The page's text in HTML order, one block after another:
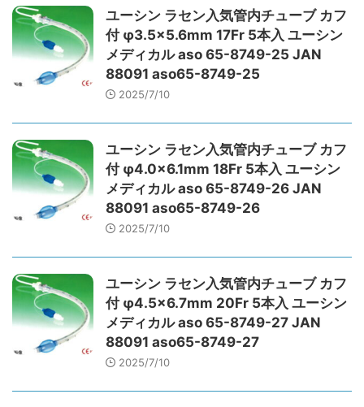
ユーシン ラセン入気管内チューブ カフ
付 φ3.5×5.6mm 17Fr 5本入 ユーシン
メディカル aso 65-8749-25 JAN
88091 aso65-8749-25
2025/7/10
ユーシン ラセン入気管内チューブ カフ
付 φ4.0×6.1mm 18Fr 5本入 ユーシン
メディカル aso 65-8749-26 JAN
88091 aso65-8749-26
2025/7/10
ユーシン ラセン入気管内チューブ カフ
付 φ4.5×6.7mm 20Fr 5本入 ユーシン
メディカル aso 65-8749-27 JAN
88091 aso65-8749-27
2025/7/10